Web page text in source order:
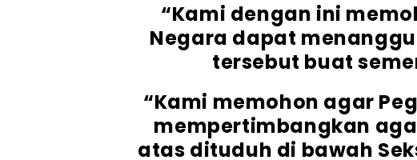
“Kami dengan ini
Negara dapat
tersebut buat
“Kami memohon agar
mempertimbangkan
atas dituduh di bawah